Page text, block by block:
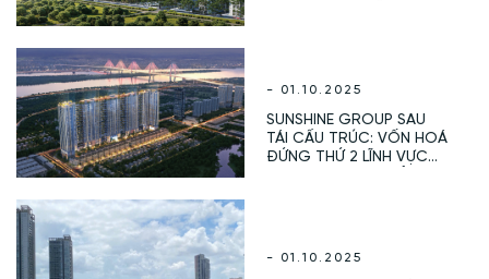
- 01.10.2025
SUNSHINE GROUP SAU
TÁI CẤU TRÚC: VỐN HOÁ
ĐỨNG THỨ 2 LĨNH VỰC
- 01.10.2025